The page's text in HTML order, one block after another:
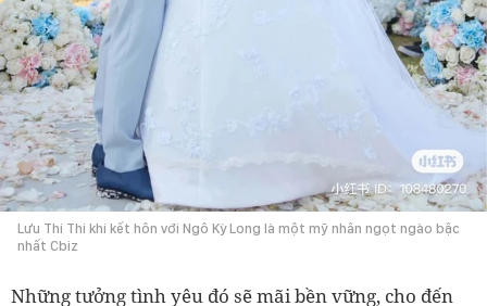
Lưu Thi Thi khi kết hôn với Ngô Kỳ Long là một mỹ nhân ngọt ngào bậc
nhất Cbiz
Những tưởng tình yêu đó sẽ mãi bền vững, cho đến